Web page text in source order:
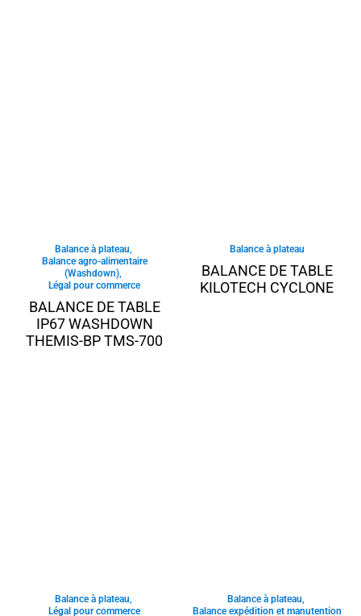
Balance à plateau,
Balance agro-alimentaire
(Washdown),
Légal pour commerce
BALANCE DE TABLE
IP67 WASHDOWN
THEMIS-BP TMS-700
Balance à plateau
BALANCE DE TABLE
KILOTECH CYCLONE
Balance à plateau,
Légal pour commerce
Balance à plateau,
Balance expédition et manutention